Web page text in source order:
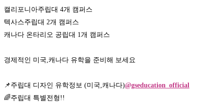
캘리포니아주립대 4개 캠퍼스
텍사스주립대 2개 캠퍼스
캐나다 온타리오 공립대 1개 캠퍼스
경제적인 미국,캐나다 유학을 준비해 보세요
📌주립대 디자인 유학정보 (미국,캐나다)@gseducation_official
🌈주립대 특별전형!!